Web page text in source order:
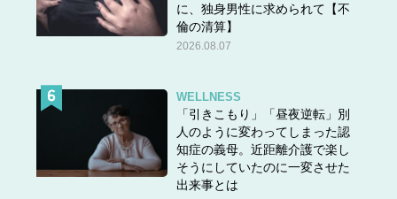
に、独身男性に求められて【不
倫の清算】
2026.08.07
WELLNESS
「引きこもり」「昼夜逆転」別
人のように変わってしまった認
知症の義母。近距離介護で楽し
そうにしていたのに一変させた
出来事とは